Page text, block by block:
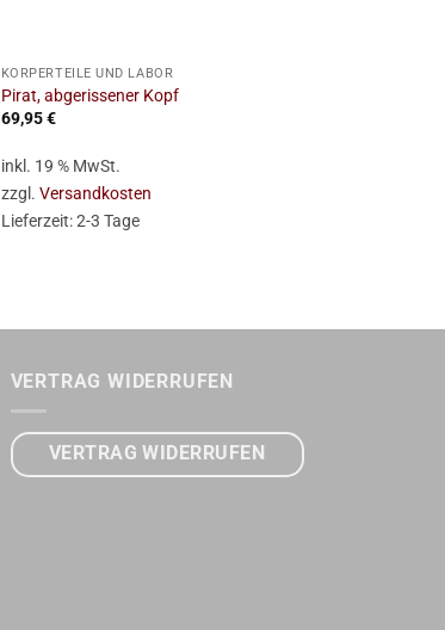
KÖRPERTEILE UND LABOR
Pirat, abgerissener Kopf
69,95€
inkl. 19 % MwSt.
zzgl. Versandkosten
Lieferzeit:2-3 Tage
VERTRAG WIDERRUFEN
VERTRAG WIDERRUFEN